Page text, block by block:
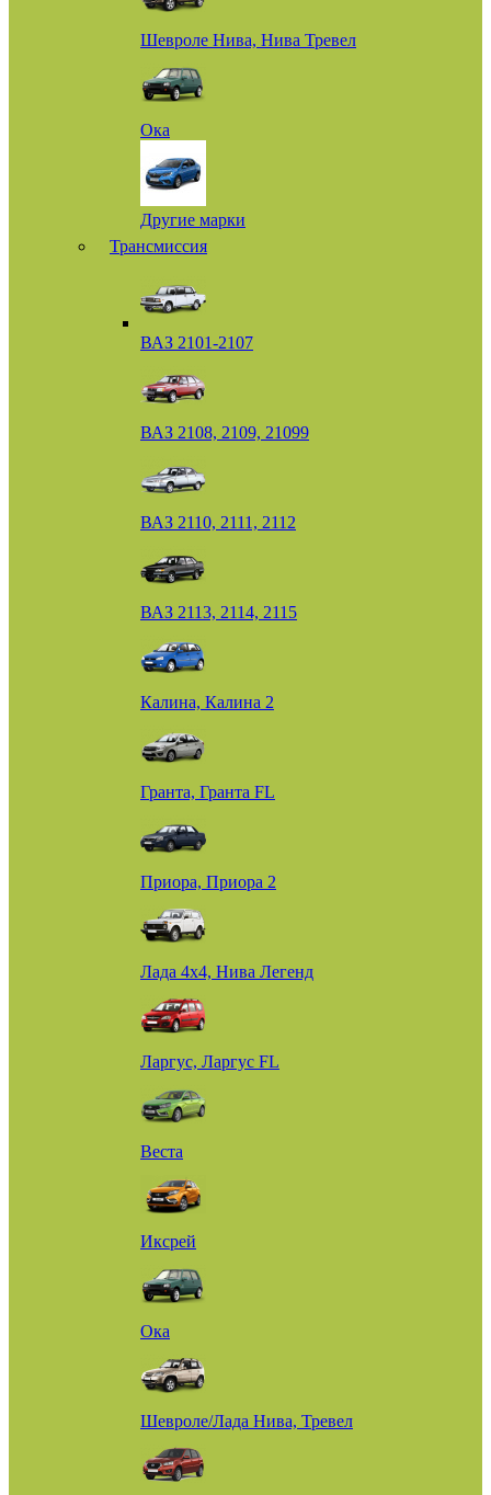
Шевроле Нива, Нива Тревел
Ока
Другие марки
Трансмиссия
ВАЗ 2101-2107
ВАЗ 2108, 2109, 21099
ВАЗ 2110, 2111, 2112
ВАЗ 2113, 2114, 2115
Калина, Калина 2
Гранта, Гранта FL
Приора, Приора 2
Лада 4х4, Нива Легенд
Ларгус, Ларгус FL
Веста
Иксрей
Ока
Шевроле/Лада Нива, Тревел